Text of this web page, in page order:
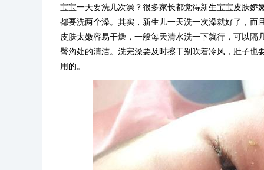
宝宝一天要洗几次澡？很多家长都觉得新生宝宝皮肤
都要洗两个澡。其实，新生儿一天洗一次澡就好了，
皮肤太嫩容易干燥，一般每天清水洗一下就行，可以
臀沟处的清洁。洗完澡要及时擦干别吹着冷风，肚子
用的。